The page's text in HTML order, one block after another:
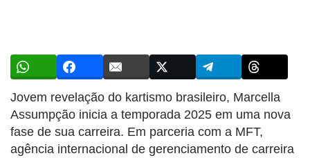
Jovem revelação do kartismo brasileiro, Marcella
Assumpção inicia a temporada 2025 em uma nova
fase de sua carreira. Em parceria com a MFT,
agência internacional de gerenciamento de carreira